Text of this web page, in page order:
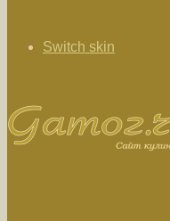
Switch skin